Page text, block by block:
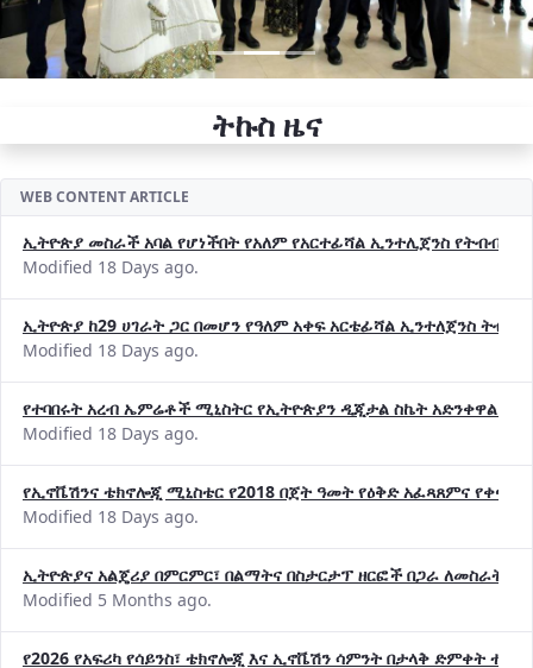
ኢትዮጵያ መስራች አባል የሆነችበት የአለም የአርተፊሻል ኢንተሊጀንስ የትብብር
Modified 18 Days ago.
ኢትዮጵያ ከ29 ሀገራት ጋር በመሆን የዓለም አቀፍ አርቴፊሻል ኢንተለጀንስ
Modified 18 Days ago.
የተባበሩት አረብ ኤምሬቶች ሚኒስትር የኢትዮጵያን ዲጂታል ስኬት አድንቀዋል
Modified 18 Days ago.
የኢኖቬሽንና ቴክኖሎጂ ሚኒስቴር የ2018 በጀት ዓመት የዕቅድ አፈጻጸምና
Modified 18 Days ago.
ኢትዮጵያና አልጄሪያ በምርምር፣ በልማትና በስታርታፕ ዘርፎች በጋራ ለመስራት
Modified 5 Months ago.
የ2026 የአፍሪካ የሳይንስ፣ ቴክኖሎጂ እና ኢኖቬሽን ሳምንት በታላቅ ድምቀት
Modified 5 Months ago.